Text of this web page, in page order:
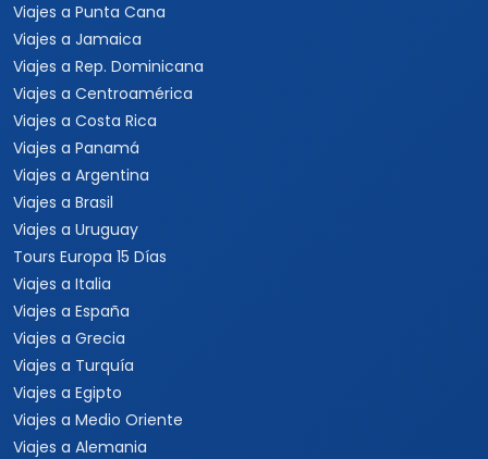
Viajes a Punta Cana
Viajes a Jamaica
Viajes a Rep. Dominicana
Viajes a Centroamérica
Viajes a Costa Rica
Viajes a Panamá
Viajes a Argentina
Viajes a Brasil
Viajes a Uruguay
Tours Europa 15 Días
Viajes a Italia
Viajes a España
Viajes a Grecia
Viajes a Turquía
Viajes a Egipto
Viajes a Medio Oriente
Viajes a Alemania